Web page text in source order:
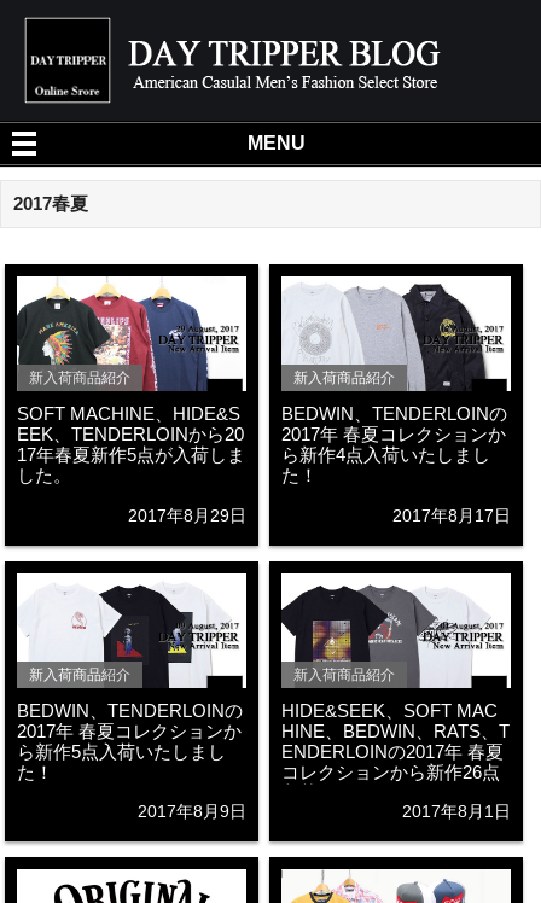
MENU
2017春夏
新入荷商品紹介
SOFT MACHINE、HIDE&S
EEK、TENDERLOINから20
17年春夏新作5点が入荷しま
した。
2017年8月29日
新入荷商品紹介
BEDWIN、TENDERLOINの
2017年 春夏コレクションか
ら新作4点入荷いたしまし
た！
2017年8月17日
新入荷商品紹介
BEDWIN、TENDERLOINの
2017年 春夏コレクションか
ら新作5点入荷いたしまし
た！
2017年8月9日
新入荷商品紹介
HIDE&SEEK、SOFT MAC
HINE、BEDWIN、RATS、T
ENDERLOINの2017年 春夏
コレクションから新作26点
2017年8月1日